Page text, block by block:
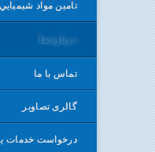
تامین مواد شيميايي
درباره ما
تماس با ما
گالری تصاویر
درخواست خدمات